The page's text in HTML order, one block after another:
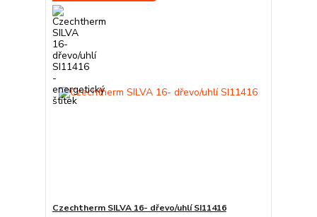
Czechtherm SILVA 16- dřevo/uhlí SI11416